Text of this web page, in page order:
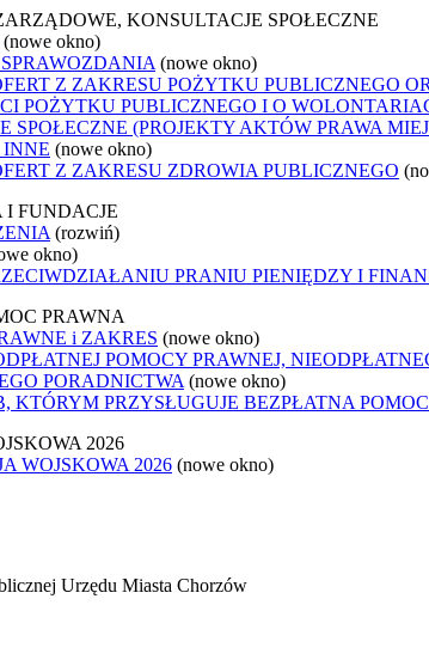
KONSULTACJE SPOŁECZNE
(nowe okno)
(nowe okno)
Z ZAKRESU POŻYTKU PUBLICZNEGO
POŻYTKU PUBLICZNEGO I O
SPOŁECZNE (PROJEKTY AKTÓW PRAWA
(nowe okno)
Z ZAKRESU ZDROWIA PUBLICZNEGO
I FUNDACJE
(rozwiń)
okno)
PRANIU PIENIĘDZY I
PRAWNA
i ZAKRES (nowe okno)
POMOCY PRAWNEJ,
PORADNICTWA (nowe okno)
KTÓRYM PRZYSŁUGUJE BEZPŁATNA
2026
WOJSKOWA 2026 (nowe okno)
Urzędu Miasta Chorzów